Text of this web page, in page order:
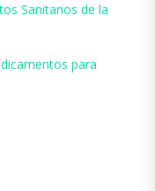
Sanitarios de la
para